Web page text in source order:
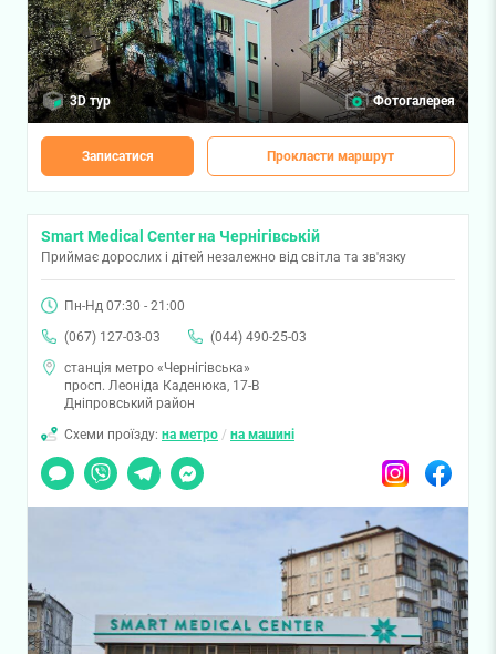
3D тур Фотогалерея
Записатися Прокласти маршрут
Smart Medical Center на Чернігівській
Приймає дорослих і дітей незалежно від світла та зв'язку
Пн-Нд 07:30 - 21:00
(067) 127-03-03
(044) 490-25-03
станція метро «Чернігівська»
просп. Леоніда Каденюка, 17-В
Дніпровський район
Схеми проїзду: на метро / на машині
Чат
Viber TelegramMessenger InstagramFacebook